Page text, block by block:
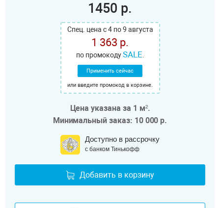
1450 р.
Спец. цена с 4 по 9 августа
1 363 р.
по промокодуSALE
Применить сейчас
или введите промокод в корзине.
Цена указана за 1 м².
Минимальный заказ: 10 000 р.
Доступно в рассрочку
с банком Тинькофф
Добавить в корзину